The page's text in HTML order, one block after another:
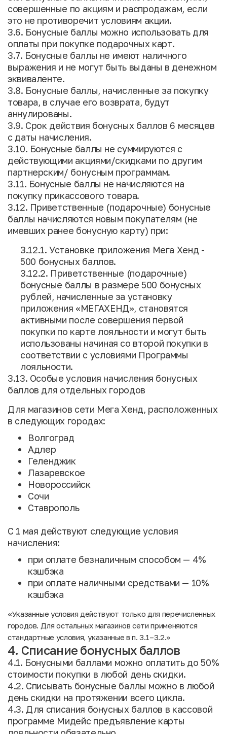
совершенные по акциям и распродажам, если
это не противоречит условиям акции.
3.6. Бонусные баллы можно использовать для
оплаты при покупке подарочных карт.
3.7. Бонусные баллы не имеют наличного
выражения и не могут быть выданы в денежном
эквиваленте.
3.8. Бонусные баллы, начисленные за покупку
товара, в случае его возврата, будут
аннулированы.
3.9. Срок действия бонусных баллов 6 месяцев
с даты начисления.
3.10. Бонусные баллы не суммируются с
действующими акциями/скидками по другим
партнерским/ бонусным программам.
3.11. Бонусные баллы не начисляются на
покупку прикассового товара.
3.12. Приветственные (подарочные) бонусные
баллы начисляются новым покупателям (не
имевших ранее бонусную карту) при:
3.12.1. Установке приложения Мега Хенд -
500 бонусных баллов.
3.12.2. Приветственные (подарочные)
бонусные баллы в размере 500 бонусных
рублей, начисленные за установку
приложения «МЕГАХЕНД», становятся
активными после совершения первой
покупки по карте лояльности и могут быть
использованы начиная со второй покупки в
соответствии с условиями Программы
лояльности.
3.13. Особые условия начисления бонусных
баллов для отдельных городов
Для магазинов сети Мега Хенд, расположенных
в следующих городах:
Волгоград
Адлер
Геленджик
Лазаревское
Новороссийск
Сочи
Ставрополь
С 1 мая действуют следующие условия
начисления:
при оплате безналичным способом — 4%
кэшбэка
при оплате наличными средствами — 10%
кэшбэка
«Указанные условия действуют только для перечисленных
городов. Для остальных магазинов сети применяются
стандартные условия, указанные в п. 3.1–3.2.»
4. Списание бонусных баллов
4.1. Бонусными баллами можно оплатить до 50%
стоимости покупки в любой день скидки.
4.2. Списывать бонусные баллы можно в любой
день скидки на протяжении всего цикла.
4.3. Для списания бонусных баллов в кассовой
программе Мидейс предъявление карты